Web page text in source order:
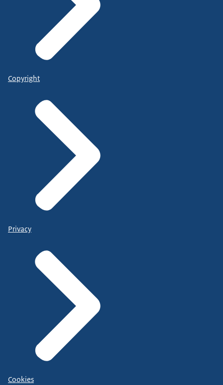
Copyright
Privacy
Cookies